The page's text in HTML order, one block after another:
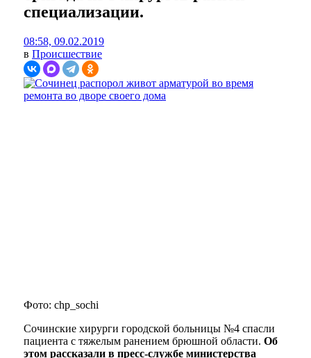
специализации.
08:58, 09.02.2019
в Происшествие
Фото: chp_sochi
Сочинские хирурги городской больницы №4 спасли
пациента с тяжелым ранением брюшной области. Об
этом рассказали в пресс-службе министерства